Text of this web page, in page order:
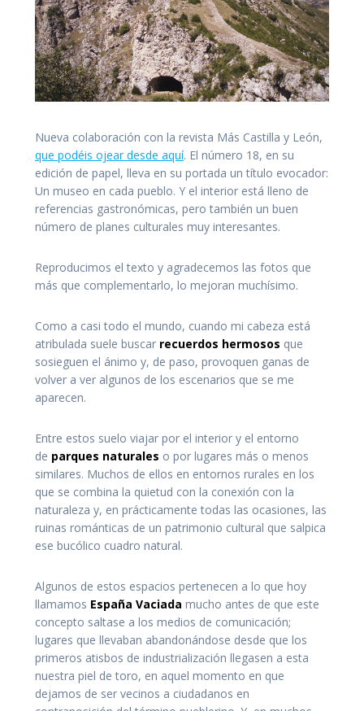
Nueva colaboración con la revista Más Castilla y León,
que podéis ojear desde aquí. El número 18, en su
edición de papel, lleva en su portada un título evocador:
Un museo en cada pueblo. Y el interior está lleno de
referencias gastronómicas, pero también un buen
número de planes culturales muy interesantes.
Reproducimos el texto y agradecemos las fotos que
más que complementarlo, lo mejoran muchísimo.
Como a casi todo el mundo, cuando mi cabeza está
atribulada suele buscar recuerdos hermosos que
sosieguen el ánimo y, de paso, provoquen ganas de
volver a ver algunos de los escenarios que se me
aparecen.
Entre estos suelo viajar por el interior y el entorno
de parques naturales o por lugares más o menos
similares. Muchos de ellos en entornos rurales en los
que se combina la quietud con la conexión con la
naturaleza y, en prácticamente todas las ocasiones, las
ruinas románticas de un patrimonio cultural que salpica
ese bucólico cuadro natural.
Algunos de estos espacios pertenecen a lo que hoy
llamamos España Vaciada mucho antes de que este
concepto saltase a los medios de comunicación;
lugares que llevaban abandonándose desde que los
primeros atisbos de industrialización llegasen a esta
nuestra piel de toro, en aquel momento en que
dejamos de ser vecinos a ciudadanos en